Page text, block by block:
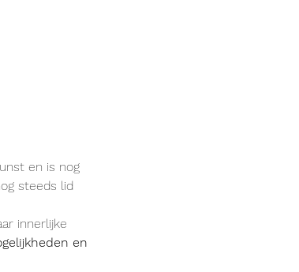
en is nog
steeds lid
innerlijke
en